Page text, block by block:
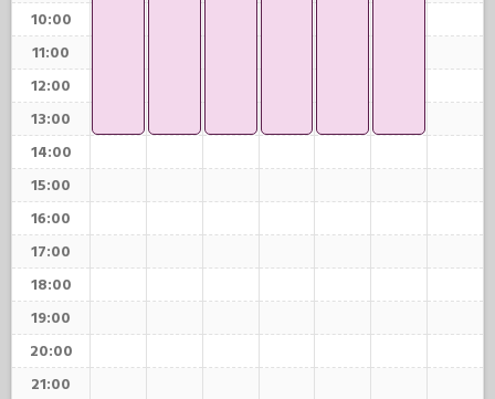
10:00
11:00
12:00
13:00
14:00
15:00
16:00
17:00
18:00
19:00
20:00
21:00